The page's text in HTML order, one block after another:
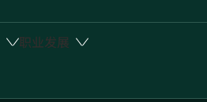
职业发展